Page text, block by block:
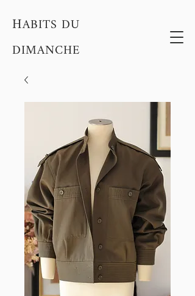
HABITS DU
DIMANCHE